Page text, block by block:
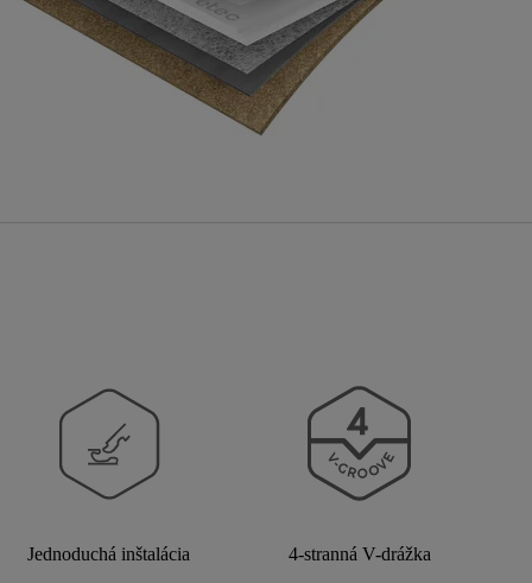
Jednoduchá inštalácia 4-stranná V-drážka